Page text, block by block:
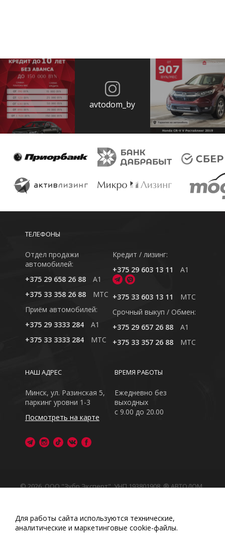
avtodom_by
ТЕЛЕФОНЫ
Отдел продажи
автомобилей:
+375 29 658 26 88
A1
+375 33 358 26 88
MTC
Приём автомобилей:
+375 29 3333 284
A1
+375 33 3333 284
MTC
Кредит / лизинг:
+375 29 603 13 11
A1
+375 33 603 13 11
MTC
Cрочный выкуп / Обмен:
+375 29 657 26 88
A1
+375 33 357 26 88
MTC
ВРЕМЯ РАБОТЫ
Ежедневно без
выходных
с 9.00 до 20.00
НАШ АДРЕС
Минск, ул. Разинская 5,
паркинг уровни 1-3
Посмотреть на карте
© 2026, ООО "Зубр Эксперт", УНП 193801908. ® АВТОДОМ
Обращаем Ваше внимание на то, что данный интернет-
сайт носит исключительно информационный характер
Любое использование либо копирование материалов
Для работы сайта используются технические,
аналитические и маркетинговые сооkіе-файлы.